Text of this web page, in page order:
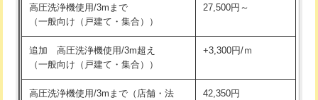
追加人工 16,500円
廃棄・処分
※給水管工事は20mmまでの価格です。
給水管工事※（バンド止め)
給水管工事※（支持金具設置) 5,500円
給水管工事※（保温材使用（バンド止
め込み）)
5,500円
高圧洗浄機使用/3mまで
（一般向け（戸建て・集合））
27,500円～
追加 高圧洗浄機使用/3m超え
（一般向け（戸建て・集合））
+3,300円/ｍ
高圧洗浄機使用/3mまで（店舗・法
42,350円